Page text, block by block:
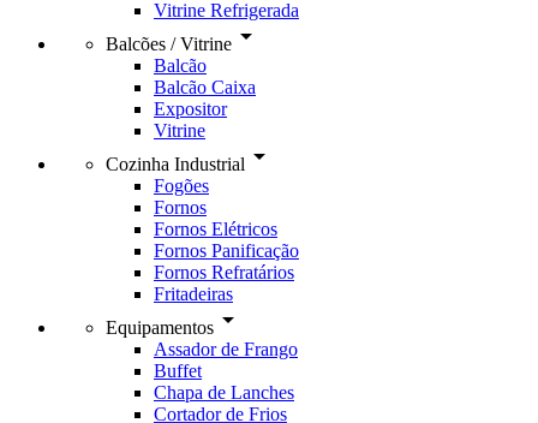
Vitrine Refrigerada
Balcões / Vitrine arrow_drop_down
Balcão
Balcão Caixa
Expositor
Vitrine
Cozinha Industrial arrow_drop_down
Fogões
Fornos
Fornos Elétricos
Fornos Panificação
Fornos Refratários
Fritadeiras
Equipamentos arrow_drop_down
Assador de Frango
Buffet
Chapa de Lanches
Cortador de Frios